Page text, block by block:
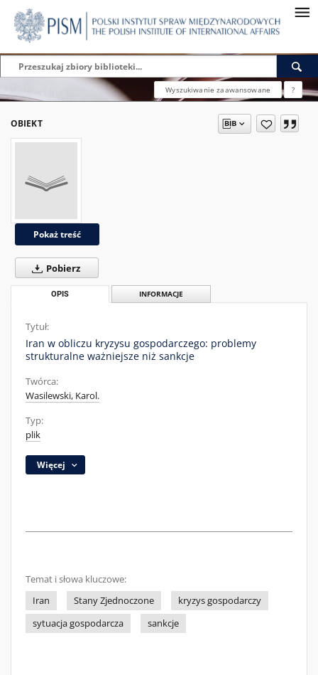
Wyszukiwanie zaawansowane ?
OBIEKT
Pokaż treść
Pobierz
OPIS INFORMACJE
Tytuł:
Iran w obliczu kryzysu gospodarczego: problemy
strukturalne ważniejsze niż sankcje
Twórca:
Wasilewski, Karol.
Typ:
plik
Więcej
Temat i słowa kluczowe:
Iran
Stany Zjednoczone
kryzys gospodarczy
sytuacja gospodarcza
sankcje